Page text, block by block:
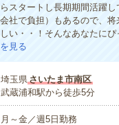
スタートし長期期間活躍
社で負担）もあるので、
い・・！そんなあなたに
見る
埼玉県さいたま市南区
武蔵浦和駅から徒歩5分
月～金／週5日勤務